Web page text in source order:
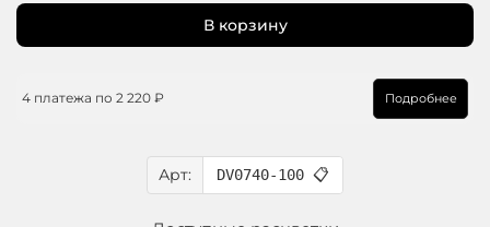
Арт: DV0740-100 📋
В корзину
4 платежа по 2 220 ₽ Подробнее